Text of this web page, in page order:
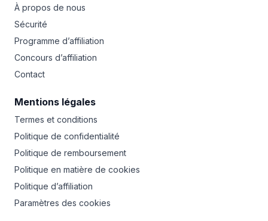
À propos de nous
Sécurité
Programme d’affiliation
Concours d’affiliation
Contact
Mentions légales
Termes et conditions
Politique de confidentialité
Politique de remboursement
Politique en matière de cookies
Politique d’affiliation
Paramètres des cookies